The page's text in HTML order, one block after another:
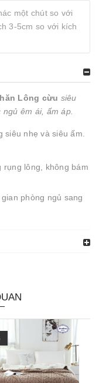
một chút so với
3-5cm so với kích
Lông cừu siêu
êm ái, ấm áp.
nhẹ và siêu ấm.
rụng lông, không bám
phòng ngủ sang